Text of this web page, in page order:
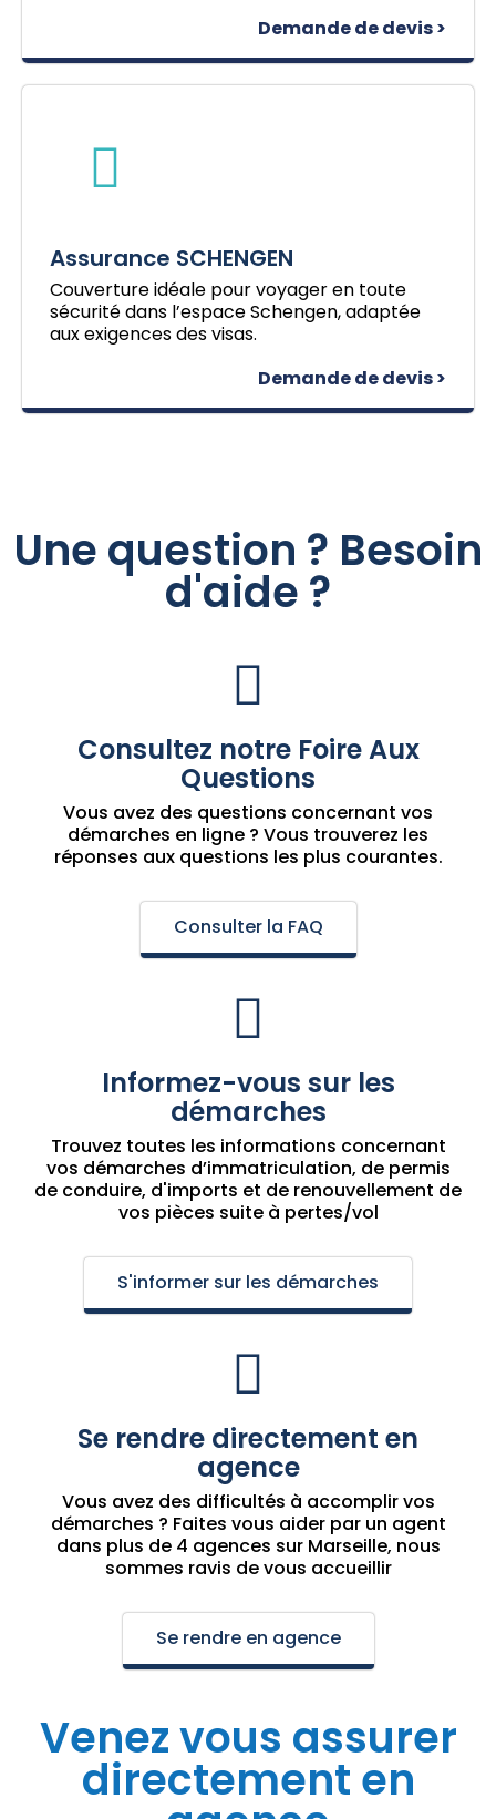
Demande de devis >
Assurance SCHENGEN
Couverture idéale pour voyager en toute
sécurité dans l’espace Schengen, adaptée
aux exigences des visas.
Demande de devis >
Une question ? Besoin
d'aide ?
Consultez notre Foire Aux
Questions
Vous avez des questions concernant vos
démarches en ligne ? Vous trouverez les
réponses aux questions les plus courantes.
Consulter la FAQ
Informez-vous sur les
démarches
Trouvez toutes les informations concernant
vos démarches d’immatriculation, de permis
de conduire, d'imports et de renouvellement de
vos pièces suite à pertes/vol
S'informer sur les démarches
Se rendre directement en
agence
Vous avez des difficultés à accomplir vos
démarches ? Faites vous aider par un agent
dans plus de 4 agences sur Marseille, nous
sommes ravis de vous accueillir
Se rendre en agence
Venez vous assurer
directement en